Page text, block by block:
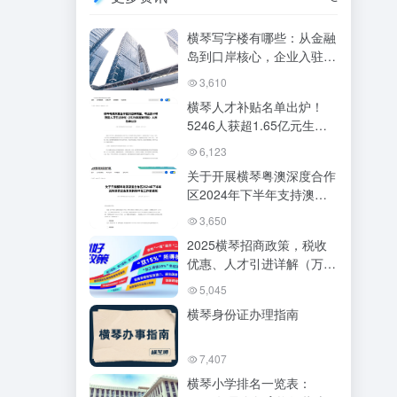
横琴写字楼有哪些：从金融
岛到口岸核心，企业入驻必
读指南
3,610
横琴人才补贴名单出炉！
5246人获超1.65亿元生活
补贴，快查你是否在列
6,123
关于开展横琴粤澳深度合作
区2024年下半年支持澳资
企业发展扶持申报工作的通
3,650
2025横琴招商政策，税收
优惠、人才引进详解（万字
长文）
5,045
横琴身份证办理指南​
7,407
横琴小学排名一览表：